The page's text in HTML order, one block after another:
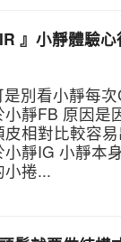
』小靜體驗心
別看小靜每
靜FB 原因是
相對比較容
靜IG 小靜本
捲...